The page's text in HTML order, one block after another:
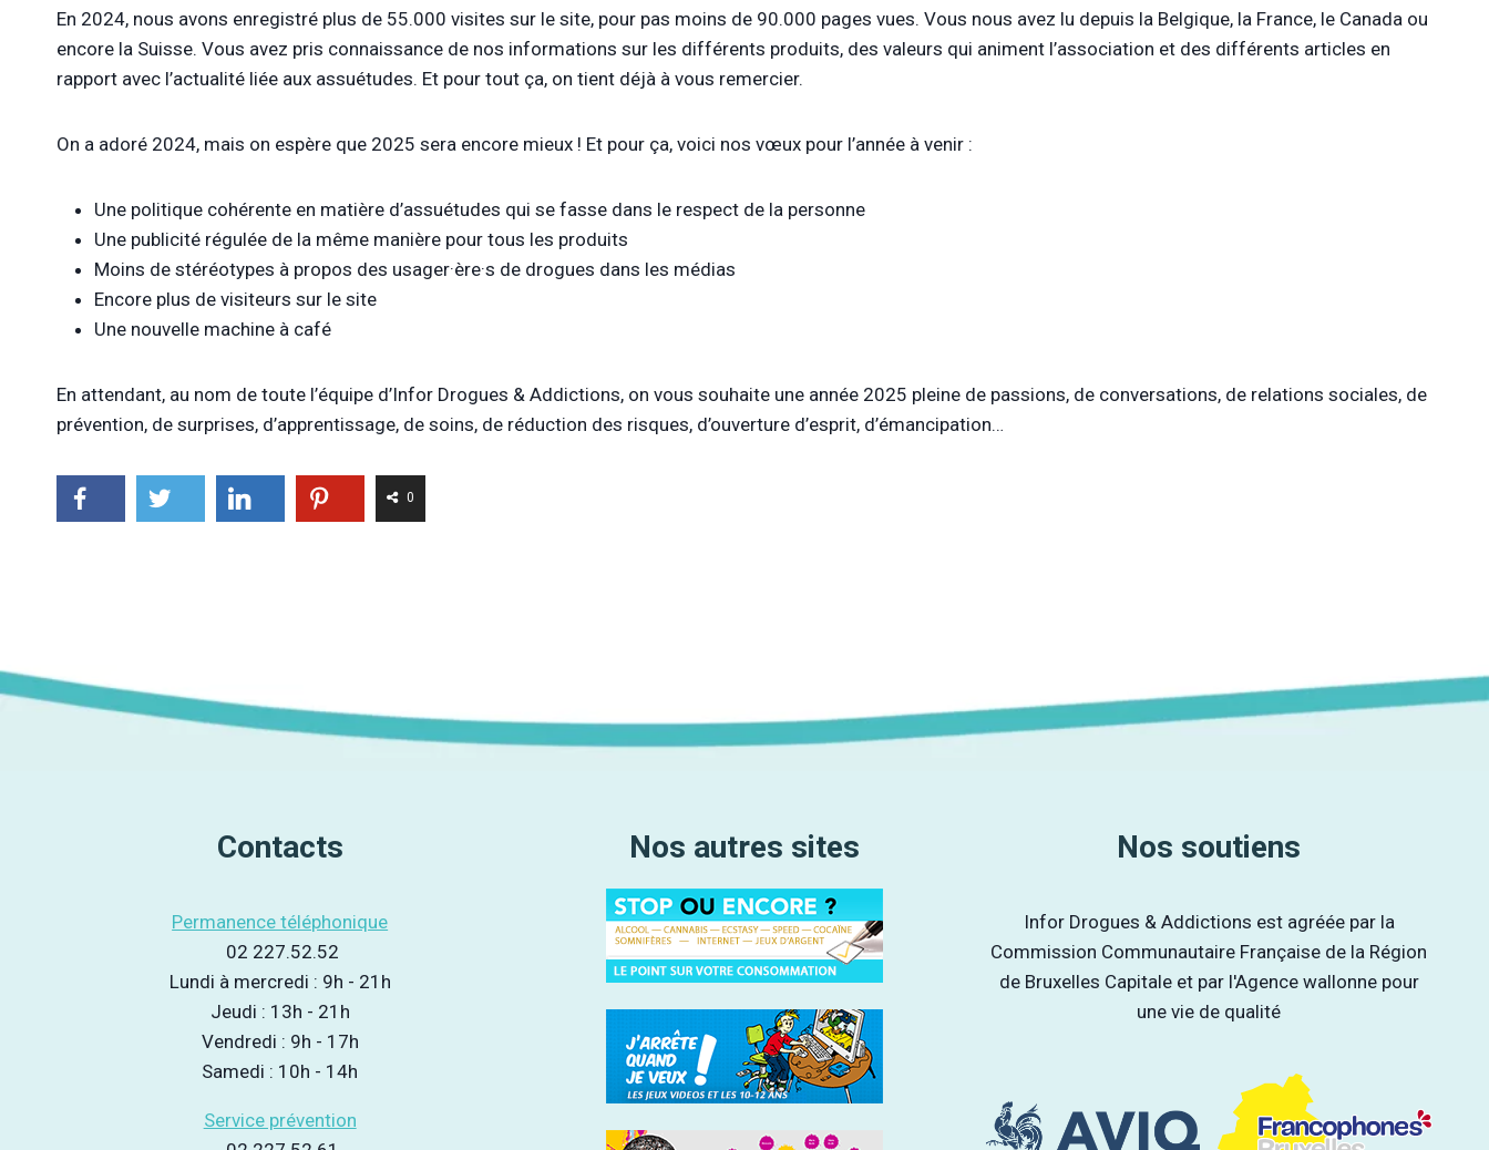
En 2024, nous avons enregistré plus de 55.000 visites sur le site, pour pas moins de 90.000 pages vues. Vous nous avez lu depuis la Belgique, la France, le Canada ou
encore la Suisse. Vous avez pris connaissance de nos informations sur les différents produits, des valeurs qui animent l’association et des différents articles en
rapport avec l’actualité liée aux assuétudes. Et pour tout ça, on tient déjà à vous remercier.
On a adoré 2024, mais on espère que 2025 sera encore mieux ! Et pour ça, voici nos vœux pour l’année à venir :
Une politique cohérente en matière d’assuétudes qui se fasse dans le respect de la personne
Une publicité régulée de la même manière pour tous les produits
Moins de stéréotypes à propos des usager·ère·s de drogues dans les médias
Encore plus de visiteurs sur le site
Une nouvelle machine à café
En attendant, au nom de toute l’équipe d’Infor Drogues & Addictions, on vous souhaite une année 2025 pleine de passions, de conversations, de relations sociales, de
prévention, de surprises, d’apprentissage, de soins, de réduction des risques, d’ouverture d’esprit, d’émancipation…
0
Contacts
Permanence téléphonique
02 227.52.52
Lundi à mercredi : 9h - 21h
Jeudi : 13h - 21h
Vendredi : 9h - 17h
Samedi : 10h - 14h
Service prévention
Nos autres sites Nos soutiens
Infor Drogues & Addictions est agréée par la
Commission Communautaire Française de la Région
de Bruxelles Capitale et par l'Agence wallonne pour
une vie de qualité